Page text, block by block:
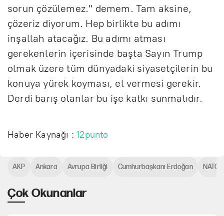
sorun çözülemez." demem. Tam aksine,
çözeriz diyorum. Hep birlikte bu adımı
inşallah atacağız. Bu adımı atması
gerekenlerin içerisinde başta Sayın Trump
olmak üzere tüm dünyadaki siyasetçilerin bu
konuya yürek koyması, el vermesi gerekir.
Derdi barış olanlar bu işe katkı sunmalıdır.
Haber Kaynağı :12punto
Çok Okunanlar
AKP Ankara Avrupa Birliği Cumhurbaşkanı Erdoğan NATO